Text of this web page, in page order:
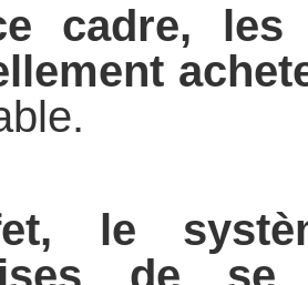
cadre, les
le
de se